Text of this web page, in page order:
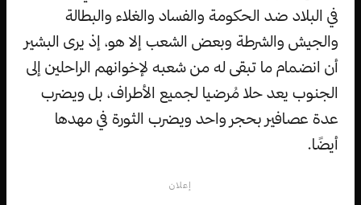
في البلاد ضد الحكومة والفساد والغلاء والبطالة
والجيش والشرطة وبعض الشعب إلا هو، إذ يرى البشير
أن انضمام ما تبقى له من شعبه لإخوانهم الراحلين إلى
الجنوب يعد حلا مُرضيا لجميع الأطراف، بل ويضرب
عدة عصافير بحجر واحد ويضرب الثورة في مهدها
أيضًا.
إعلان